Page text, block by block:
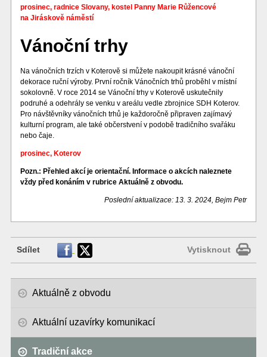
prosinec, radnice Slovany, kostel Panny Marie Růžencové
na Jiráskově náměstí
Vánoční trhy
Na vánočních trzích v Koterově si můžete nakoupit krásné vánoční
dekorace ruční výroby. První ročník Vánočních trhů proběhl v místní
sokolovně. V roce 2014 se Vánoční trhy v Koterově uskutečnily
podruhé a odehrály se venku v areálu vedle zbrojnice SDH Koterov.
Pro návštěvníky vánočních trhů je každoročně připraven zajímavý
kulturní program, ale také občerstvení v podobě tradičního svařáku
nebo čaje.
prosinec, Koterov
Pozn.: Přehled akcí je orientační. Informace o akcích naleznete
vždy před konáním v rubrice Aktuálně z obvodu.
Poslední aktualizace: 13. 3. 2024, Bejm Petr
Sdílet Vytisknout
Aktuálně z obvodu
Aktuální uzavírky komunikací
Tradiční akce